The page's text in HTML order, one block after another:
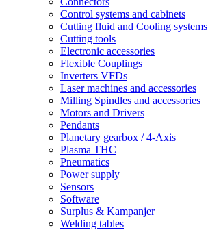
Control systems and cabinets
Cutting fluid and Cooling systems
Cutting tools
Electronic accessories
Flexible Couplings
Inverters VFDs
Laser machines and accessories
Milling Spindles and accessories
Motors and Drivers
Pendants
Planetary gearbox / 4-Axis
Plasma THC
Pneumatics
Power supply
Sensors
Software
Surplus & Kampanjer
Welding tables